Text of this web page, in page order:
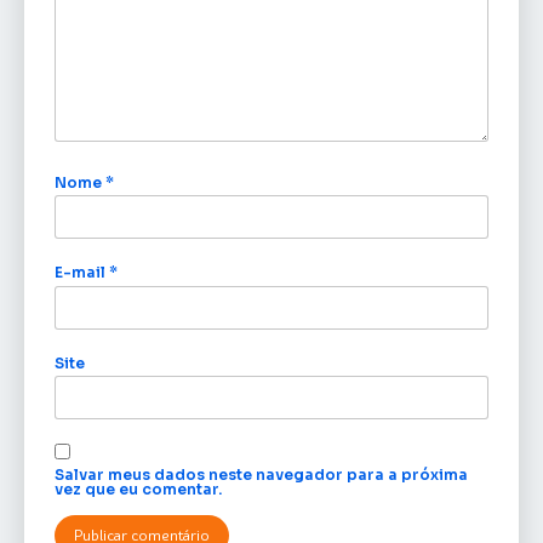
Nome *
E-mail *
Site
Salvar meus dados neste navegador para a próxima
vez que eu comentar.